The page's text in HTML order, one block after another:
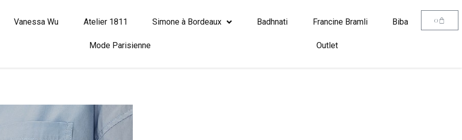
0
Vanessa Wu Atelier 1811 Simone à Bordeaux Badhnati Francine Bramli Biba
Mode Parisienne Outlet